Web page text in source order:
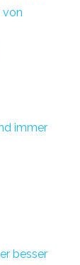
von
immer
besser